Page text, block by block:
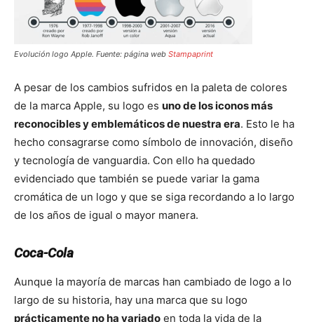
Evolución logo Apple. Fuente: página web Stampaprint
A pesar de los cambios sufridos en la paleta de colores
de la marca Apple, su logo es uno de los iconos más
reconocibles y emblemáticos de nuestra era. Esto le ha
hecho consagrarse como símbolo de innovación, diseño
y tecnología de vanguardia. Con ello ha quedado
evidenciado que también se puede variar la gama
cromática de un logo y que se siga recordando a lo largo
de los años de igual o mayor manera.
Coca-Cola
Aunque la mayoría de marcas han cambiado de logo a lo
largo de su historia, hay una marca que su logo
prácticamente no ha variado en toda la vida de la